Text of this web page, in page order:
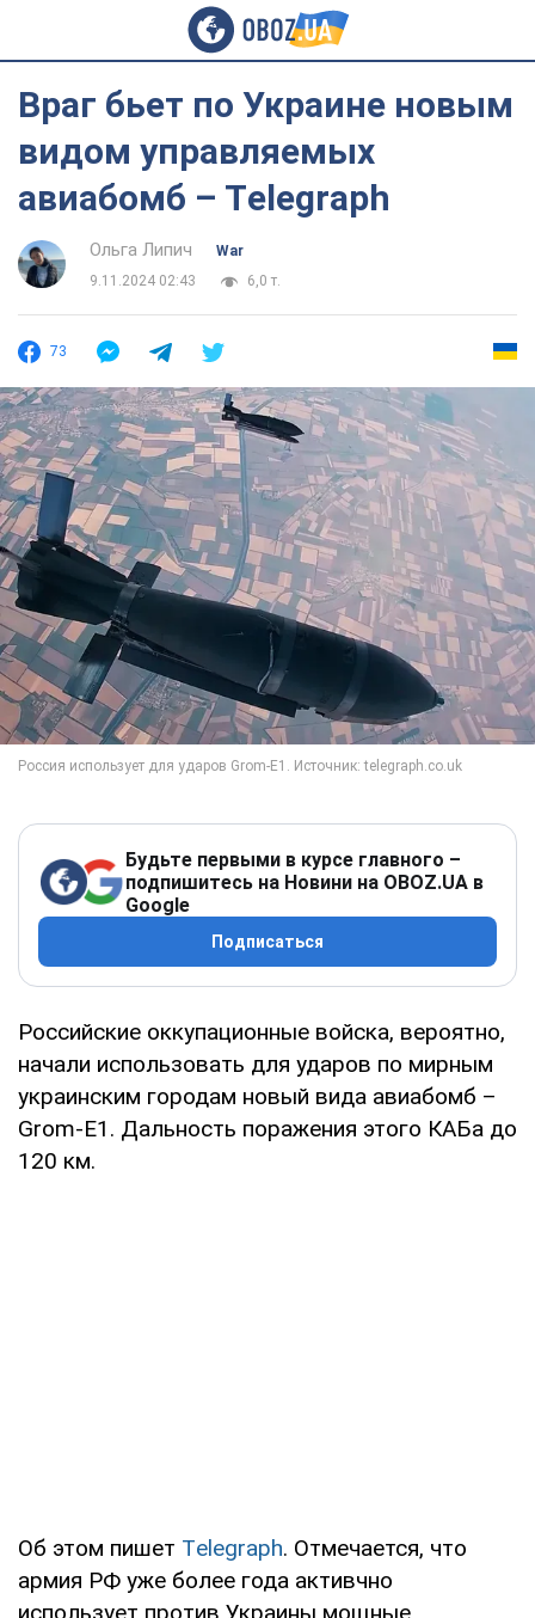
Враг бьет по Украине новым
видом управляемых
авиабомб – Тelegraph
Ольга Липич
War
9.11.2024 02:43
6,0 т.
73
Будьте первыми в курсе главного –
подпишитесь на Новини на OBOZ.UA в
Google
Подписаться
Российские оккупационные войска, вероятно,
начали использовать для ударов по мирным
украинским городам новый вида авиабомб –
Grom-E1. Дальность поражения этого КАБа до
120 км.
Об этом пишет Тelegraph. Отмечается, что
армия РФ уже более года активчно
использует против Украины мощные